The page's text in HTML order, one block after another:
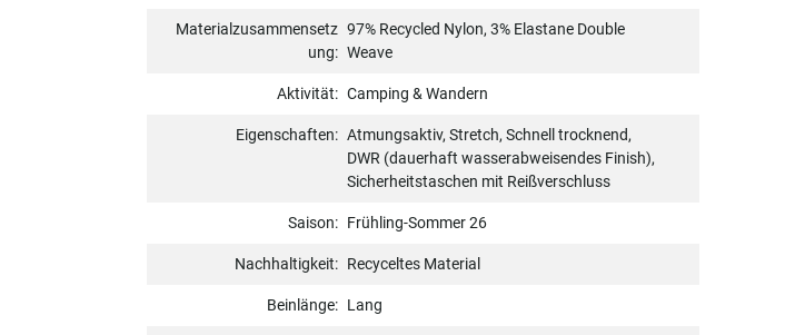
Materialzusammensetz
ung:
97% Recycled Nylon, 3% Elastane Double
Weave
Aktivität: Camping & Wandern
Eigenschaften: Atmungsaktiv, Stretch, Schnell trocknend,
DWR (dauerhaft wasserabweisendes Finish),
Sicherheitstaschen mit Reißverschluss
Saison: Frühling-Sommer 26
Nachhaltigkeit: Recyceltes Material
Beinlänge: Lang